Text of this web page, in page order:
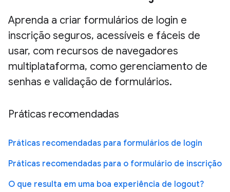
Aprenda a criar formulários de login e
inscrição seguros, acessíveis e fáceis de
usar, com recursos de navegadores
multiplataforma, como gerenciamento de
senhas e validação de formulários.
Práticas recomendadas
Práticas recomendadas para formulários de login
Práticas recomendadas para o formulário de inscrição
O que resulta em uma boa experiência de logout?